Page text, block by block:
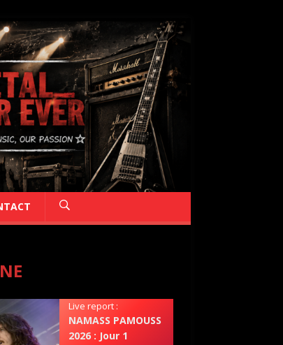
Live report :
NAMASS PAMOUSS
2026 : Jour 1